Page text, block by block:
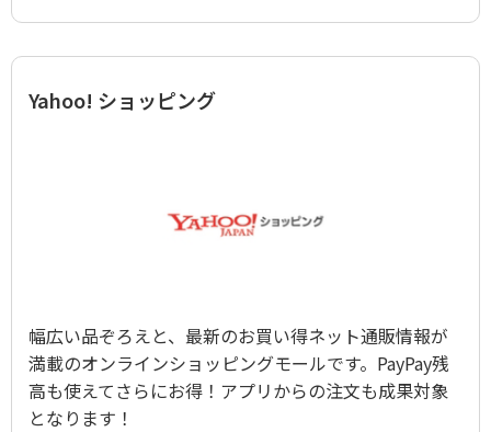
Yahoo! ショッピング
幅広い品ぞろえと、最新のお買い得ネット通販情報が
満載のオンラインショッピングモールです。PayPay残
高も使えてさらにお得！アプリからの注文も成果対象
となります！